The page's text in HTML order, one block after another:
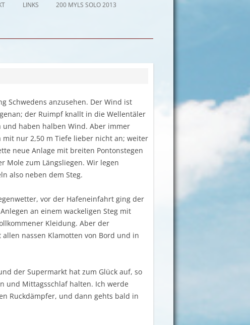
LINKS 200 MYLS SOLO 2013
Schwedens anzusehen. Der Wind ist
der Ruimpf knallt in die Wellentäler
und haben halben Wind. Aber immer
nur 2,50 m Tiefe lieber nicht an; weiter
neue Anlage mit breiten Pontonstegen
Mole zum Längsliegen. Wir legen
also neben dem Steg.
vor der Hafeneinfahrt ging der
an einem wackeligen Steg mit
Kleidung. Aber der
nassen Klamotten von Bord und in
der Supermarkt hat zum Glück auf, so
und Mittagsschlaf halten. Ich werde
Ruckdämpfer, und dann gehts bald in